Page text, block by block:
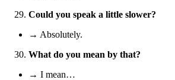
Could you speak a little slower?
→ Absolutely.
What do you mean by that?
→ I mean…